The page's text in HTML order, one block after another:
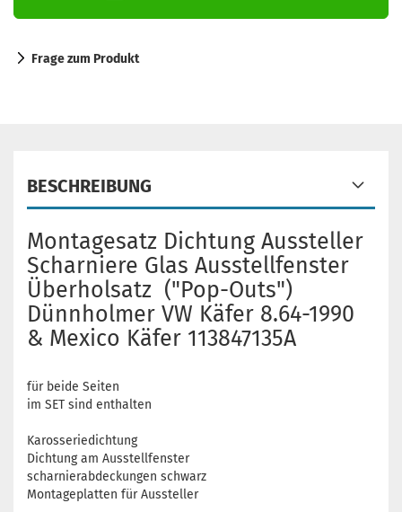
Frage zum Produkt
BESCHREIBUNG
Montagesatz Dichtung Aussteller
Scharniere Glas Ausstellfenster
Überholsatz ("Pop-Outs")
Dünnholmer VW Käfer 8.64-1990
& Mexico Käfer 113847135A
für beide Seiten
im SET sind enthalten
Karosseriedichtung
Dichtung am Ausstellfenster
scharnierabdeckungen schwarz
Montageplatten für Aussteller